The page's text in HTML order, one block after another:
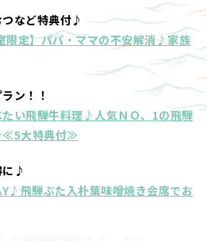
など特典付♪
限定】パパ・ママの不安解消♪家族
ン！！
たい飛騨牛料理♪人気ＮＯ、1の飛騨
大特典付≫
に♪
飛騨ぶた入朴葉味噌焼き会席でお